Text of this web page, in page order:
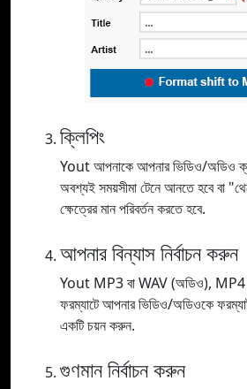
ক্লিপিং
Yout আপনাকে আপনার ভিডিও/অডিও
অবশ্যই সময়সীমা টেনে আনতে হবে বা
ক্ষেত্রের মান পরিবর্তন করতে হবে.
আপনার বিন্যাস নির্বাচন করুন
Yout MP3 বা WAV (অডিও), MP4
ফরম্যাটে আপনার ভিডিও/অডিওকে
একটি চয়ন করুন.
গুণমান নির্বাচন করুন